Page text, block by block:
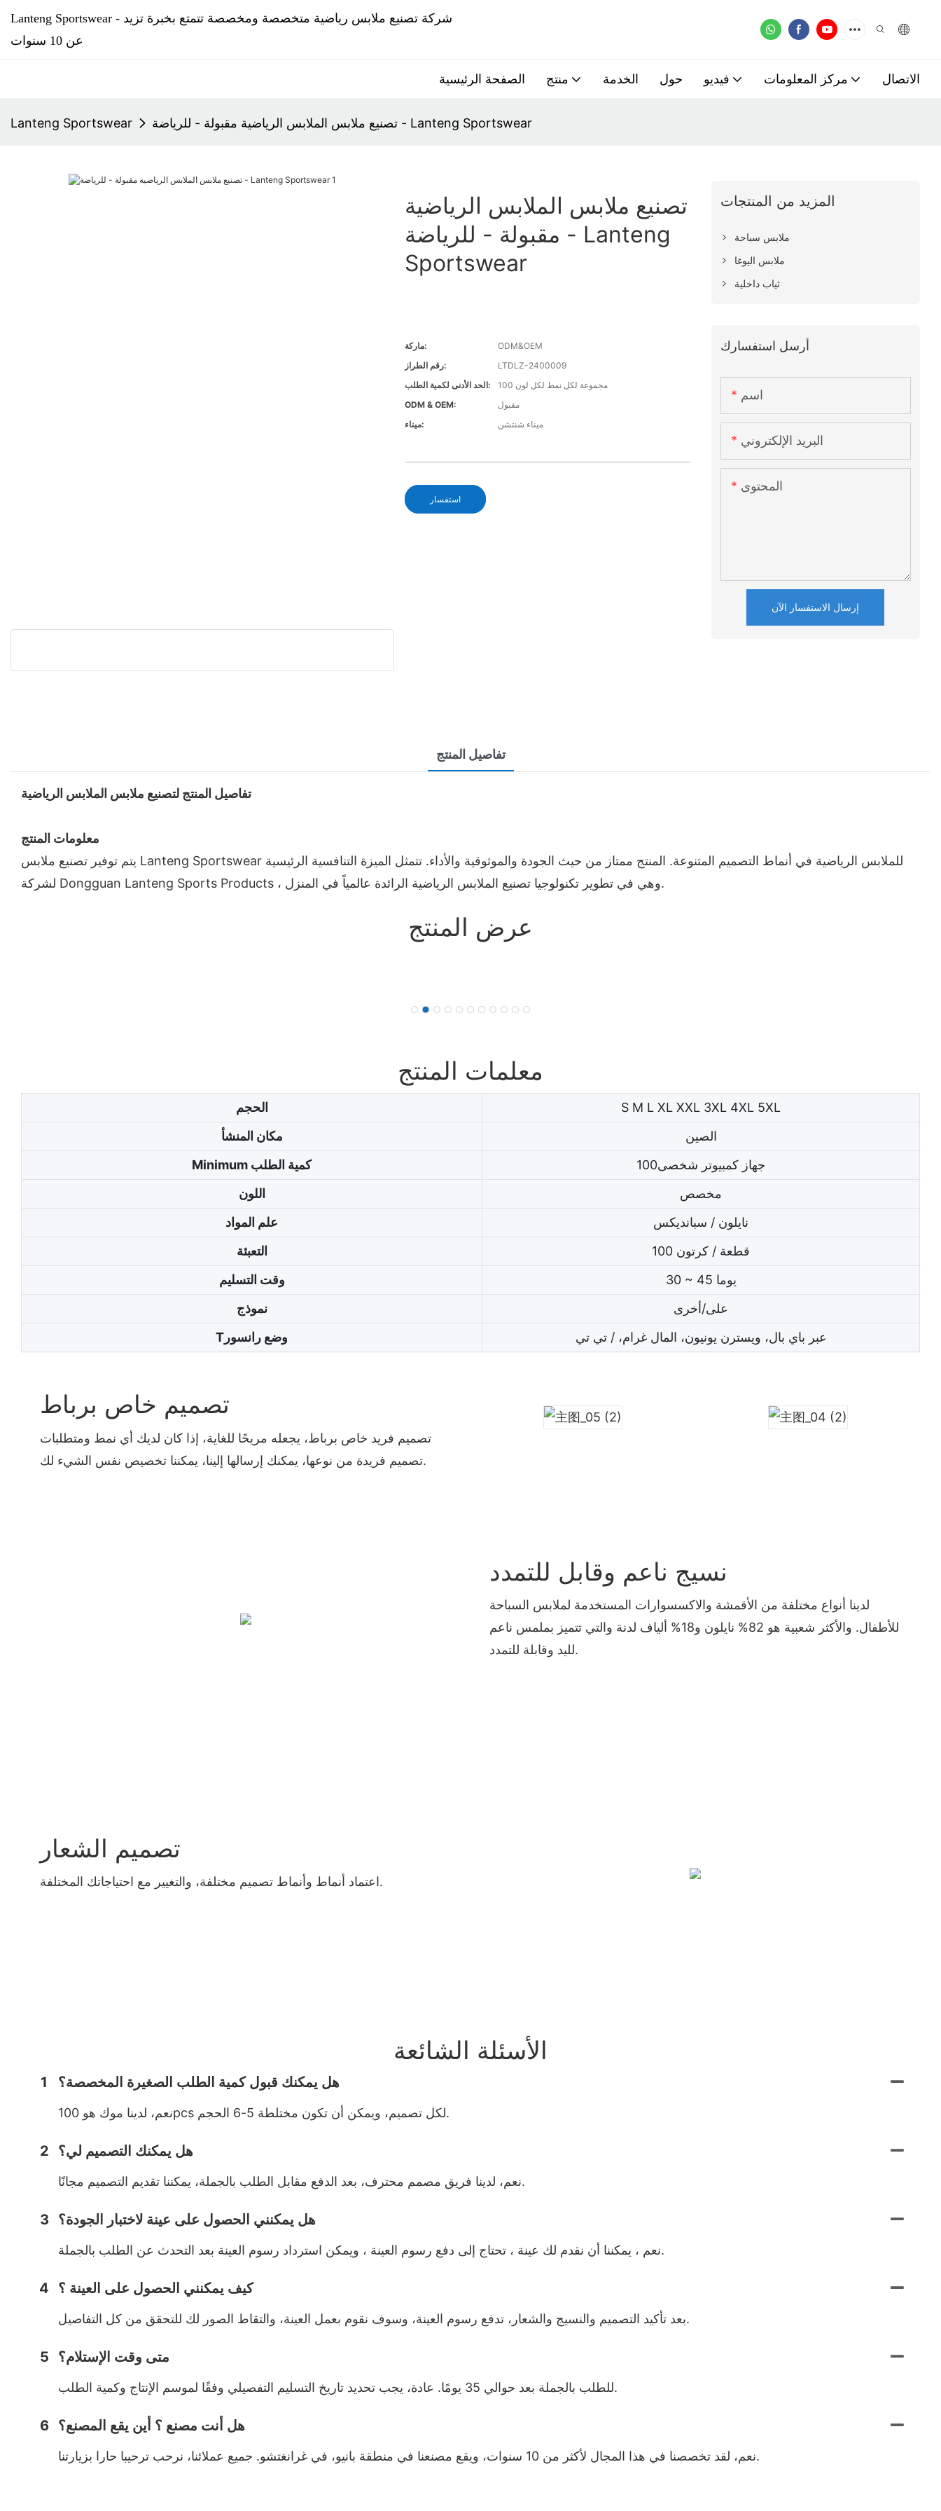
Lanteng Sportswear - شركة تصنيع ملابس رياضية متخصصة ومخصصة تتمتع بخبرة تزيد
عن 10 سنوات
الصفحة الرئيسية منتج الخدمة حول فيديو مركز المعلومات الاتصال
Lanteng Sportswear تصنيع ملابس الملابس الرياضية مقبولة - للرياضة - Lanteng Sportswear
تصنيع ملابس الملابس الرياضية
مقبولة - للرياضة - Lanteng
Sportswear
ماركة:
ODM&OEM
رقم الطراز:
LTDLZ-2400009
الحد الأدنى لكمية الطلب:
100 مجموعة لكل نمط لكل لون
ODM & OEM:
مقبول
ميناء:
ميناء شنتشن
استفسار
المزيد من المنتجات
ملابس سباحة
ملابس اليوغا
ثياب داخلية
أرسل استفسارك
اسم
البريد الإلكتروني
المحتوى
إرسال الاستفسار الآن
تفاصيل المنتج
تفاصيل المنتج لتصنيع ملابس الملابس الرياضية
معلومات المنتج
يتم توفير تصنيع ملابس Lanteng Sportswear للملابس الرياضية في أنماط التصميم المتنوعة. المنتج ممتاز من حيث الجودة والموثوقية والأداء. تتمثل الميزة التنافسية الرئيسية
لشركة Dongguan Lanteng Sports Products ، وهي في تطوير تكنولوجيا تصنيع الملابس الرياضية الرائدة عالمياً في المنزل.
عرض المنتج
معلمات المنتج
الحجم
S M L XL XXL 3XL 4XL 5XL
مكان المنشأ
الصين
Minimum كمية الطلب
جهاز كمبيوتر شخصى100
اللون
مخصص
علم المواد
نايلون / سبانديكس
التعبئة
100 قطعة / كرتون
وقت التسليم
30 ~ 45 يوما
نموذج
على/أخرى
Tوضع رانسور
عبر باي بال، ويسترن يونيون، المال غرام، / تي تي
تصميم خاص برباط
تصميم فريد خاص برباط، يجعله مريحًا للغاية، إذا كان لديك أي نمط ومتطلبات
تصميم فريدة من نوعها، يمكنك إرسالها إلينا، يمكننا تخصيص نفس الشيء لك.
نسيج ناعم وقابل للتمدد
لدينا أنواع مختلفة من الأقمشة والاكسسوارات المستخدمة لملابس السباحة
للأطفال. والأكثر شعبية هو 82% نايلون و18% ألياف لدنة والتي تتميز بملمس ناعم
لليد وقابلة للتمدد.
تصميم الشعار
اعتماد أنماط وأنماط تصميم مختلفة، والتغيير مع احتياجاتك المختلفة.
الأسئلة الشائعة
1 هل يمكنك قبول كمية الطلب الصغيرة المخصصة؟
نعم، لدينا موك هو 100pcs لكل تصميم، ويمكن أن تكون مختلطة 5-6 الحجم.
2 هل يمكنك التصميم لي؟
نعم، لدينا فريق مصمم محترف، بعد الدفع مقابل الطلب بالجملة، يمكننا تقديم التصميم مجانًا.
3 هل يمكنني الحصول على عينة لاختبار الجودة؟
نعم ، يمكننا أن نقدم لك عينة ، تحتاج إلى دفع رسوم العينة ، ويمكن استرداد رسوم العينة بعد التحدث عن الطلب بالجملة.
4 كيف يمكنني الحصول على العينة ؟
بعد تأكيد التصميم والنسيج والشعار، تدفع رسوم العينة، وسوف نقوم بعمل العينة، والتقاط الصور لك للتحقق من كل التفاصيل.
5 متى وقت الإستلام؟
للطلب بالجملة بعد حوالي 35 يومًا. عادة، يجب تحديد تاريخ التسليم التفصيلي وفقًا لموسم الإنتاج وكمية الطلب.
6 هل أنت مصنع ؟ أين يقع المصنع؟
نعم، لقد تخصصنا في هذا المجال لأكثر من 10 سنوات، ويقع مصنعنا في منطقة بانيو، في غرانغتشو. جميع عملائنا، نرحب ترحيبا حارا بزيارتنا.